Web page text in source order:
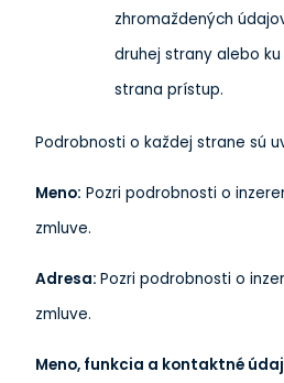
zhromaždených
druhej strany alebo
strana prístup.
Podrobnosti o každej strane sú
Meno: Pozri podrobnosti o
zmluve.
Adresa: Pozri podrobnosti o
zmluve.
Meno, funkcia a kontaktné